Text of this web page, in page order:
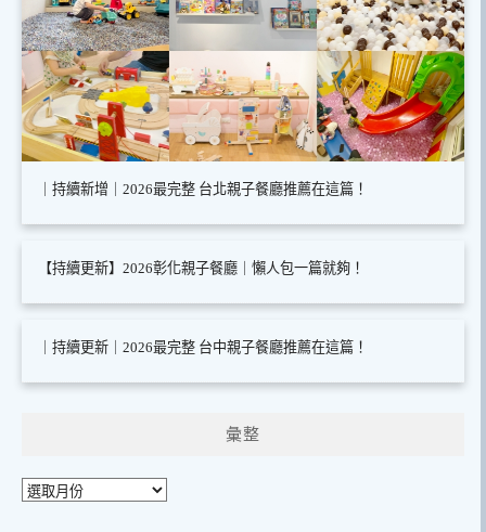
｜持續新增｜2026最完整 台北親子餐廳推薦在這篇！
【持續更新】2026彰化親子餐廳｜懶人包一篇就夠！
｜持續更新｜2026最完整 台中親子餐廳推薦在這篇！
彙整
彙